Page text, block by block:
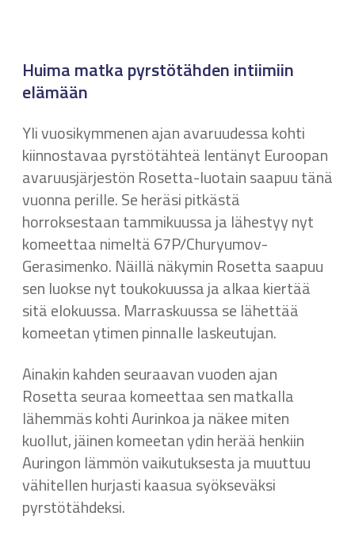
Huima matka pyrstötähden intiimiin
elämään
Yli vuosikymmenen ajan avaruudessa kohti
kiinnostavaa pyrstötähteä lentänyt Euroopan
avaruusjärjestön Rosetta-luotain saapuu tänä
vuonna perille. Se heräsi pitkästä
horroksestaan tammikuussa ja lähestyy nyt
komeettaa nimeltä 67P/Churyumov-
Gerasimenko. Näillä näkymin Rosetta saapuu
sen luokse nyt toukokuussa ja alkaa kiertää
sitä elokuussa. Marraskuussa se lähettää
komeetan ytimen pinnalle laskeutujan.
Ainakin kahden seuraavan vuoden ajan
Rosetta seuraa komeettaa sen matkalla
lähemmäs kohti Aurinkoa ja näkee miten
kuollut, jäinen komeetan ydin herää henkiin
Auringon lämmön vaikutuksesta ja muuttuu
vähitellen hurjasti kaasua syökseväksi
pyrstötähdeksi.